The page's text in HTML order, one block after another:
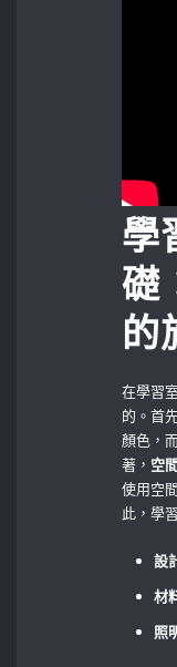
學
礎
的
在學習
的。首
顏色，
著， 空
使用空
此，學
設
材
照